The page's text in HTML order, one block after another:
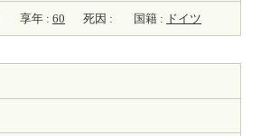
享年 : 60 死因 : 国籍 : ドイツ